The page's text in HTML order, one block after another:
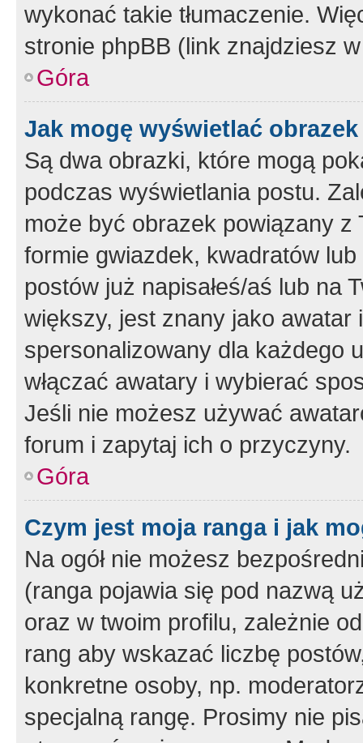
wykonać takie tłumaczenie.
stronie phpBB (link znajdziesz
Góra
Jak mogę wyświetlać
Są dwa obrazki, które mogą
podczas wyświetlania postu.
może być obrazek powiązany z
formie gwiazdek, kwadratów
postów już napisałeś/aś lub na
większy, jest znany jako
spersonalizowany dla każdego
włączać awatary i wybierać
Jeśli nie możesz używać
forum i zapytaj ich o przyczyny.
Góra
Czym jest moja ranga i jak
Na ogół nie możesz
(ranga pojawia się pod nazwą
oraz w twoim profilu, zależnie
rang aby wskazać liczbę
konkretne osoby, np.
specjalną rangę. Prosimy nie